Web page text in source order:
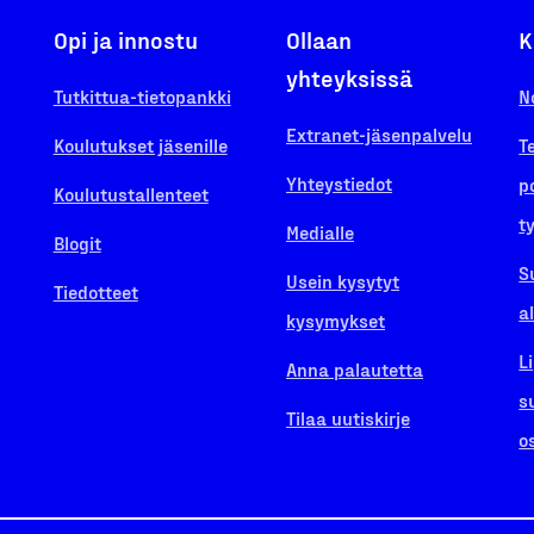
Opi ja innostu
Tutkittua-tietopankki
Koulutukset jäsenille
Koulutustallenteet
Blogit
Tiedotteet
Ollaan
yhteyksissä
Extranet-jäsenpalvelu
Yhteystiedot
Medialle
Usein kysytyt
kysymykset
Anna palautetta
Tilaa uutiskirje